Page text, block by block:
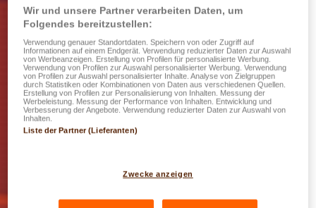
Wir und unsere Partner verarbeiten Daten, um
Folgendes bereitzustellen:
Verwendung genauer Standortdaten. Speichern von oder Zugriff auf
Informationen auf einem Endgerät. Verwendung reduzierter Daten zur Auswahl
von Werbeanzeigen. Erstellung von Profilen für personalisierte Werbung.
Verwendung von Profilen zur Auswahl personalisierter Werbung. Verwendung
von Profilen zur Auswahl personalisierter Inhalte. Analyse von Zielgruppen
durch Statistiken oder Kombinationen von Daten aus verschiedenen Quellen.
Erstellung von Profilen zur Personalisierung von Inhalten. Messung der
Werbeleistung. Messung der Performance von Inhalten. Entwicklung und
Verbesserung der Angebote. Verwendung reduzierter Daten zur Auswahl von
Inhalten.
Liste der Partner (Lieferanten)
Zwecke anzeigen